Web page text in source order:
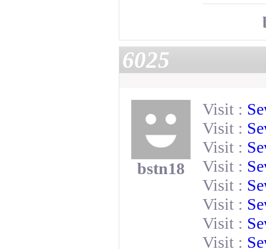
6025
bstn18
Visit :
Visit :
Visit :
Visit :
Visit :
Visit :
Visit :
Visit :